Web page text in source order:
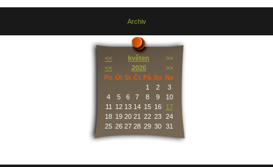
Archiv
<< květen
>>
<<
2026
>>
Po Út St Čt Pá So Ne
1
2
3
4
5 6 7 8 9
10
11
12 13 14 15 16
17
18 19 20 21 22 23 24
25 26 27 28 29 30 31